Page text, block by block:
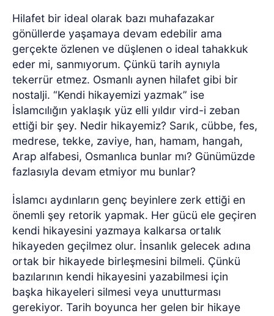
Hilafet bir ideal olarak bazı muhafazakar
gönüllerde yaşamaya devam edebilir ama
gerçekte özlenen ve düşlenen o ideal tahakkuk
eder mi, sanmıyorum. Çünkü tarih aynıyla
tekerrür etmez. Osmanlı aynen hilafet gibi bir
nostalji. “Kendi hikayemizi yazmak” ise
İslamcılığın yaklaşık yüz elli yıldır vird-i zeban
ettiği bir şey. Nedir hikayemiz? Sarık, cübbe, fes,
medrese, tekke, zaviye, han, hamam, hangah,
Arap alfabesi, Osmanlıca bunlar mı? Günümüzde
fazlasıyla devam etmiyor mu bunlar?
İslamcı aydınların genç beyinlere zerk ettiği en
önemli şey retorik yapmak. Her gücü ele geçiren
kendi hikayesini yazmaya kalkarsa ortalık
hikayeden geçilmez olur. İnsanlık gelecek adına
ortak bir hikayede birleşmesini bilmeli. Çünkü
bazılarının kendi hikayesini yazabilmesi için
başka hikayeleri silmesi veya unutturması
gerekiyor. Tarih boyunca her gelen bir hikaye